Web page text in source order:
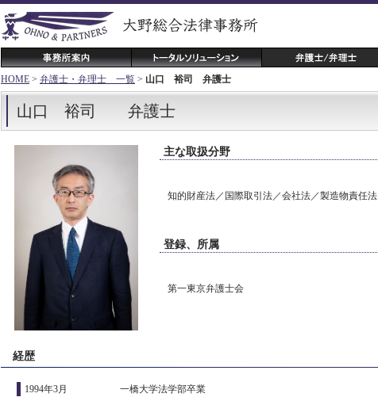
HOME > 弁護士・弁理士 一覧 > 山口 裕司 弁護士
山口 裕司 弁護士
主な取扱分野
知的財産法／国際取引法／会社法／製造物責任法
登録、所属
第一東京弁護士会
経歴
1994年3月
一橋大学法学部卒業